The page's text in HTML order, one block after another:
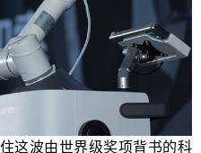
这波由世界级奖项背书的科